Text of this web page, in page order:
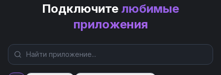
Подключите любимые
приложения